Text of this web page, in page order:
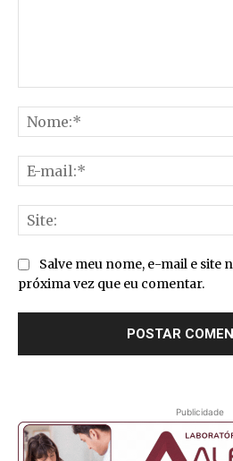
Salve meu nome, e-mail e site
próxima vez que eu comentar.
Publicidade